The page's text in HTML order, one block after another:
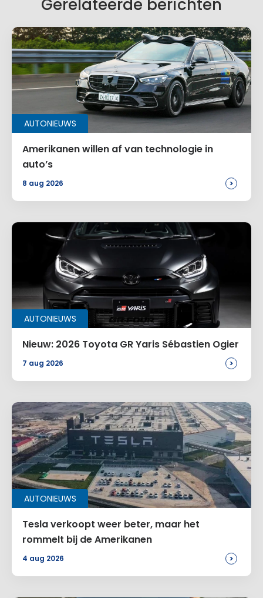
Gerelateerde berichten
AUTONIEUWS
Amerikanen willen af van technologie in
auto’s
8 aug 2026 >
AUTONIEUWS
Nieuw: 2026 Toyota GR Yaris Sébastien Ogier
7 aug 2026 >
AUTONIEUWS
Tesla verkoopt weer beter, maar het
rommelt bij de Amerikanen
4 aug 2026 >